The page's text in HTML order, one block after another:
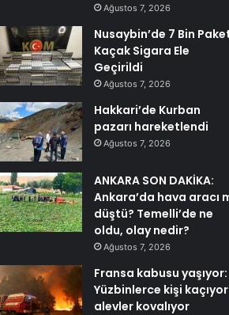
Ağustos 7, 2026
Nusaybin’de 7 Bin
Kaçak Sigara Ele
Geçirildi
Ağustos 7, 2026
Hakkari’de Kurban
pazarı hareketlendi
Ağustos 7, 2026
ANKARA SON DAKİKA:
Ankara’da hava aracı
düştü? Temelli’de ne
oldu, olay nedir?
Ağustos 7, 2026
Fransa kabusu yaşıyor:
Yüzbinlerce kişi kaçıyor
alevler kovalıyor